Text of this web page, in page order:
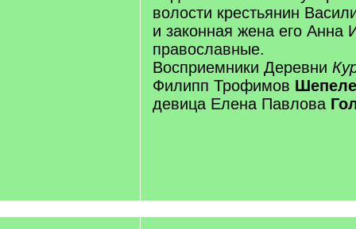
волости крестьянин
и законная жена его Анна
православные.
Восприемники Деревни
Филипп Трофимов
девица Елена Павлова